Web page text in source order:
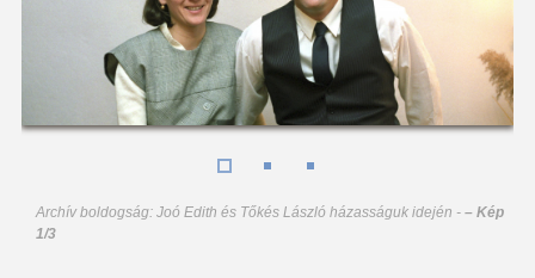
Archív boldogság: Joó Edith és Tőkés László házasságuk idején-– Kép
1/3